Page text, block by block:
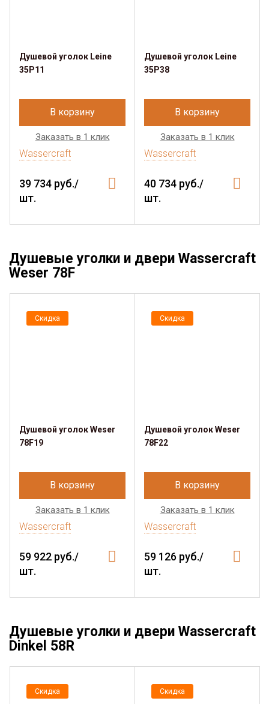
Душевой уголок Leine
35P11
В корзину
Заказать в 1 клик
Wassercraft
39 734 руб./
шт.
Душевой уголок Leine
35P38
В корзину
Заказать в 1 клик
Wassercraft
40 734 руб./
шт.
Душевые уголки и двери Wassercraft
Weser 78F
Скидка
Душевой уголок Weser
78F19
В корзину
Заказать в 1 клик
Wassercraft
59 922 руб./
шт.
Скидка
Душевой уголок Weser
78F22
В корзину
Заказать в 1 клик
Wassercraft
59 126 руб./
шт.
Душевые уголки и двери Wassercraft
Dinkel 58R
Скидка Скидка